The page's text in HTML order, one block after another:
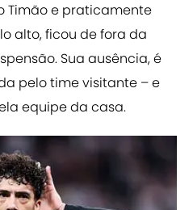
Timão e praticamente
alto, ficou de fora da
Sua ausência, é
pelo time visitante – e
equipe da casa.